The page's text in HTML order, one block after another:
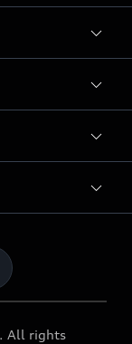
All rights